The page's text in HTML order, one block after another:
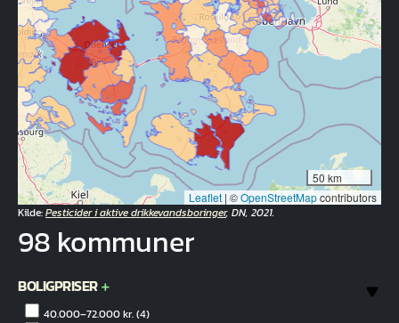
BOLIGPRISER
40.000–72.000 kr.(4)
50 km
Leaflet | ©OpenStreetMapcontributors
Kilde:Pesticider i aktive drikkevandsboringer, DN, 2021.
98 kommuner